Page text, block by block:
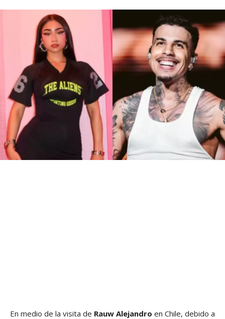
En medio de la visita de Rauw Alejandro en Chile, debido a